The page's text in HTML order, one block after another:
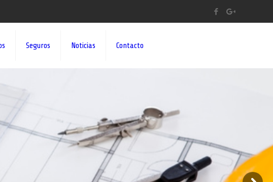
Seguros Noticias Contacto
VIDA A SUS IDEAS¡¡